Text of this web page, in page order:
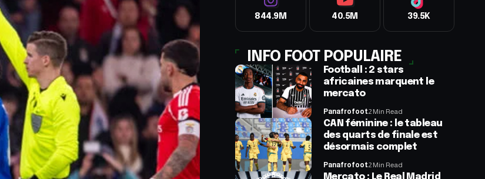
844.9M 40.5M 39.5K
INFO FOOT POPULAIRE
Football : 2 stars
africaines marquent le
mercato
Panafrofoot2 Min Read
CAN féminine : le tableau
des quarts de finale est
désormais complet
Panafrofoot2 Min Read